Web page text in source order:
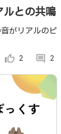
アノ で奏でる、 リアルとの共鳴
がリアルのピ
thumb_up_alt 2 comment 2